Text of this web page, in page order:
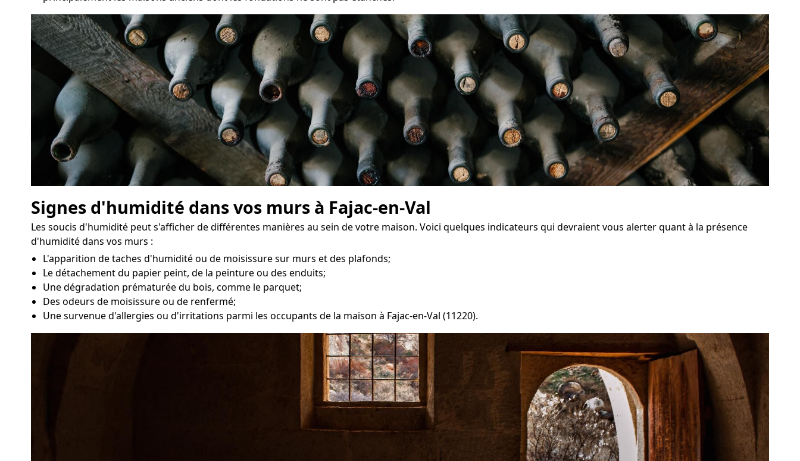
Signes d'humidité dans vos murs à Fajac-en-Val
Les soucis d'humidité peut s'afficher de différentes manières au sein de votre maison. Voici quelques indicateurs qui devraient vous alerter quant à la présence
d'humidité dans vos murs :
L'apparition de taches d'humidité ou de moisissure sur murs et des plafonds;
Le détachement du papier peint, de la peinture ou des enduits;
Une dégradation prématurée du bois, comme le parquet;
Des odeurs de moisissure ou de renfermé;
Une survenue d'allergies ou d'irritations parmi les occupants de la maison à Fajac-en-Val (11220).